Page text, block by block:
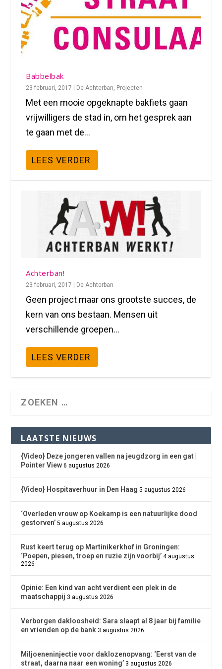
Babbelbak
23 februari, 2017 De Achterban, Projecten
Met een mooie opgeknapte bakfiets gaan
vrijwilligers de stad in, om het gesprek aan
te gaan met de...
LEES VERDER
Achterban!
23 februari, 2017 De Achterban
Geen project maar ons grootste succes, de
kern van ons bestaan. Mensen uit
verschillende groepen...
LEES VERDER
LAATSTE NIEUWS
{Video} Deze jongeren vallen na jeugdzorg in een gat |
Pointer View 6 augustus 2026
{Video} Hospitaverhuur in Den Haag 5 augustus 2026
‘Overleden vrouw op Koekamp is een natuurlijke dood
gestorven’ 5 augustus 2026
Rust keert terug op Martinikerkhof in Groningen:
‘Poepen, piesen, troep en ruzie zijn voorbij’ 4 augustus
2026
Opinie: Een kind van acht verdient een plek in de
maatschappij 3 augustus 2026
Verborgen dakloosheid: Sara slaapt al 8 jaar bij familie
en vrienden op de bank 3 augustus 2026
Miljoeneninjectie voor daklozenopvang: ‘Eerst van de
straat, daarna naar een woning’ 3 augustus 2026